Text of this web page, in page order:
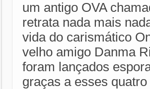
um antigo OVA
retrata nada mais
vida do carismático
velho amigo Danma
foram lançados
graças a esses